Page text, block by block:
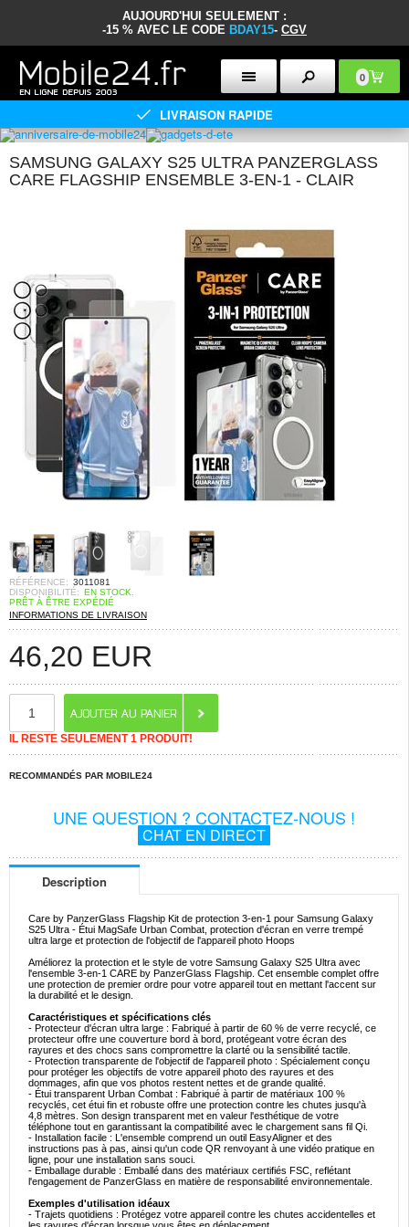
AUJOURD'HUI SEULEMENT :
-15 % AVEC LE CODE BDAY15- CGV
0
LIVRAISON RAPIDE
SAMSUNG GALAXY S25 ULTRA PANZERGLASS
CARE FLAGSHIP ENSEMBLE 3-EN-1 - CLAIR
RÉFÉRENCE: 3011081
DISPONIBILITÉ: EN STOCK.
PRÊT À ÊTRE EXPÉDIÉ
INFORMATIONS DE LIVRAISON
46,20 EUR
IL RESTE SEULEMENT 1 PRODUIT!
RECOMMANDÉS PAR MOBILE24
UNE QUESTION ? CONTACTEZ-NOUS !
CHAT EN DIRECT
Description
Care by PanzerGlass Flagship Kit de protection 3-en-1 pour Samsung Galaxy
S25 Ultra - Étui MagSafe Urban Combat, protection d'écran en verre trempé
ultra large et protection de l'objectif de l'appareil photo Hoops
Améliorez la protection et le style de votre Samsung Galaxy S25 Ultra avec
l'ensemble 3-en-1 CARE by PanzerGlass Flagship. Cet ensemble complet offre
une protection de premier ordre pour votre appareil tout en mettant l'accent sur
la durabilité et le design.
Caractéristiques et spécifications clés
- Protecteur d'écran ultra large : Fabriqué à partir de 60 % de verre recyclé, ce
protecteur offre une couverture bord à bord, protégeant votre écran des
rayures et des chocs sans compromettre la clarté ou la sensibilité tactile.
- Protection transparente de l'objectif de l'appareil photo : Spécialement conçu
pour protéger les objectifs de votre appareil photo des rayures et des
dommages, afin que vos photos restent nettes et de grande qualité.
- Étui transparent Urban Combat : Fabriqué à partir de matériaux 100 %
recyclés, cet étui fin et robuste offre une protection contre les chutes jusqu'à
4,8 mètres. Son design transparent met en valeur l'esthétique de votre
téléphone tout en garantissant la compatibilité avec le chargement sans fil Qi.
- Installation facile : L'ensemble comprend un outil EasyAligner et des
instructions pas à pas, ainsi qu'un code QR renvoyant à une vidéo pratique en
ligne, pour une installation sans souci.
- Emballage durable : Emballé dans des matériaux certifiés FSC, reflétant
l'engagement de PanzerGlass en matière de responsabilité environnementale.
Exemples d'utilisation idéaux
- Trajets quotidiens : Protégez votre appareil contre les chutes accidentelles et